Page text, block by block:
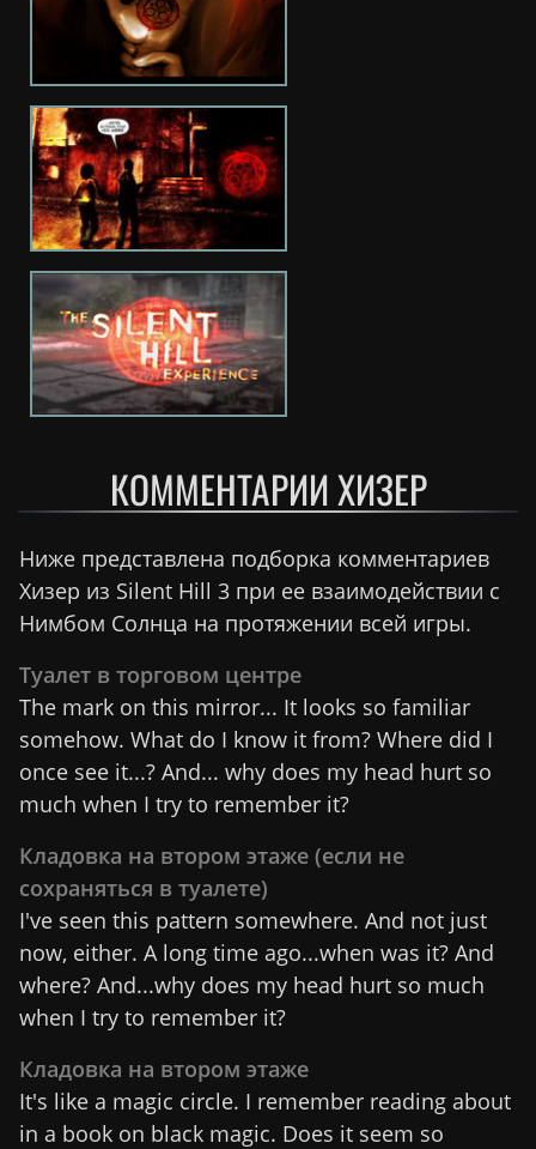
КОММЕНТАРИИ ХИЗЕР
Ниже представлена подборка комментариев
Хизер из Silent Hill 3 при ее взаимодействии с
Нимбом Солнца на протяжении всей игры.
Туалет в торговом центре
The mark on this mirror... It looks so familiar
somehow. What do I know it from? Where did I
once see it...? And... why does my head hurt so
much when I try to remember it?
Кладовка на втором этаже (если не
сохраняться в туалете)
I've seen this pattern somewhere. And not just
now, either. A long time ago...when was it? And
where? And...why does my head hurt so much
when I try to remember it?
Кладовка на втором этаже
It's like a magic circle. I remember reading about
in a book on black magic. Does it seem so